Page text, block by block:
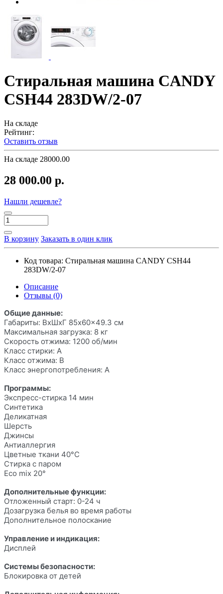
Стиральная машина CANDY
CSH44 283DW/2-07
На складе
Рейтинг:
Оставить отзыв
На складе 28000.00
28 000.00 р.
Нашли дешевле?
В корзину Заказать в один клик
Код товара: Стиральная машина CANDY CSH44
283DW/2-07
Описание
Отзывы (0)
Общие данные:
Габариты: ВхШхГ 85x60x49.3 см
Максимальная загрузка: 8 кг
Скорость отжима: 1200 об/мин
Класс стирки: A
Класс отжима: B
Класс энергопотребления: A
Программы:
Экспресс-стирка 14 мин
Синтетика
Деликатная
Шерсть
Джинсы
Антиаллергия
Цветные ткани 40°C
Стирка с паром
Eco mix 20°
Дополнительные функции:
Отложенный старт: 0-24 ч
Дозагрузка белья во время работы
Дополнительное полоскание
Управление и индикация:
Дисплей
Системы безопасности:
Блокировка от детей